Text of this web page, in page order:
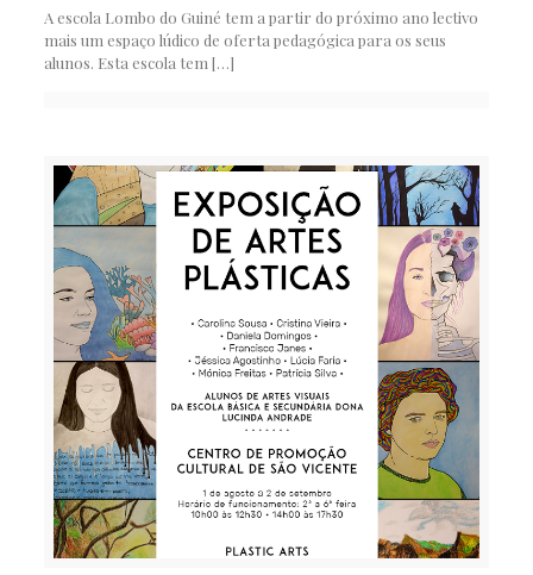
A escola Lombo do Guiné tem a partir do próximo ano lectivo
mais um espaço lúdico de oferta pedagógica para os seus
alunos. Esta escola tem […]